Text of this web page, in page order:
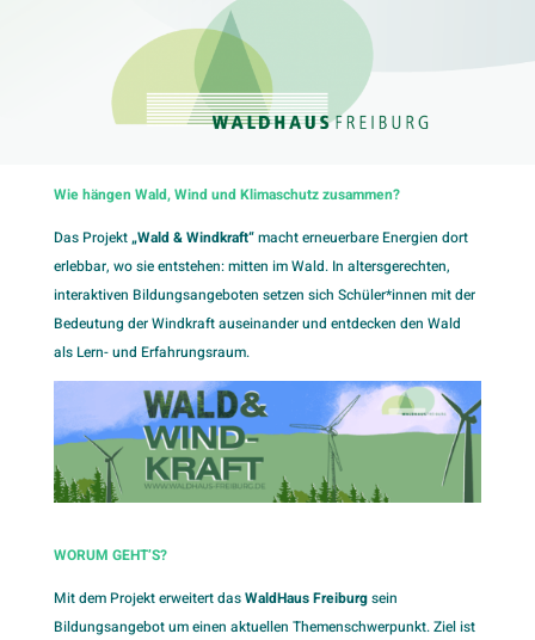
Wie hängen Wald, Wind und Klimaschutz zusammen?
Das Projekt„Wald & Windkraft“macht erneuerbare Energien dort
erlebbar, wo sie entstehen: mitten im Wald. In altersgerechten,
interaktiven Bildungsangeboten setzen sich Schüler*innen mit der
Bedeutung der Windkraft auseinander und entdecken den Wald
als Lern- und Erfahrungsraum.
WORUM GEHT’S?
Mit dem Projekt erweitert dasWaldHaus Freiburgsein
Bildungsangebot um einen aktuellen Themenschwerpunkt. Ziel ist